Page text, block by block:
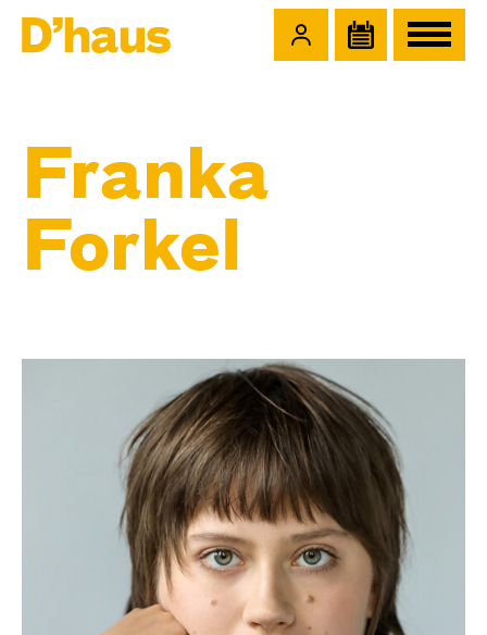
Franka
Forkel